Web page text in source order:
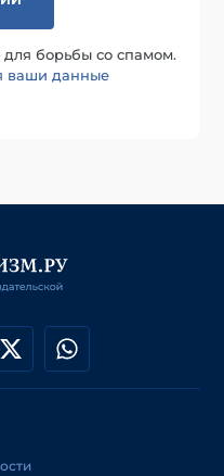
для борьбы со спамом.
ваши данные